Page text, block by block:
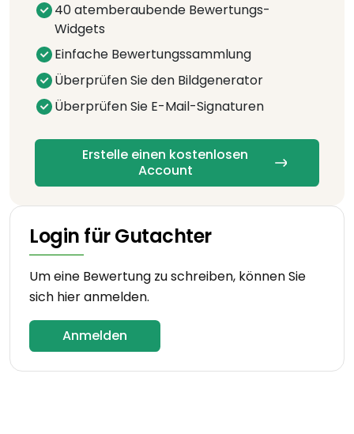
40 atemberaubende Bewertungs-
Widgets
Einfache Bewertungssammlung
Überprüfen Sie den Bildgenerator
Überprüfen Sie E-Mail-Signaturen
Erstelle einen kostenlosen
Account
Login für Gutachter
Um eine Bewertung zu schreiben, können Sie
sich hier anmelden.
Anmelden